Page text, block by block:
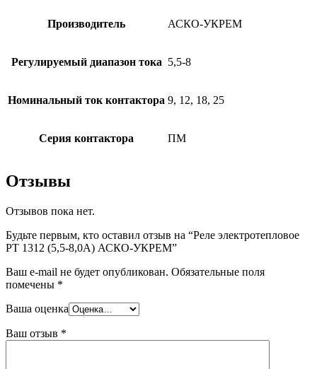
Производитель АСКО-УКРЕМ
Регулируемый диапазон тока 5,5-8
Номинальный ток контактора 9, 12, 18, 25
Серия контактора ПМ
Отзывы
Отзывов пока нет.
Будьте первым, кто оставил отзыв на “Реле электротепловое
PT 1312 (5,5-8,0А) АСКО-УКРЕМ”
Ваш e-mail не будет опубликован. Обязательные поля
помечены *
Ваша оценка
Ваш отзыв *